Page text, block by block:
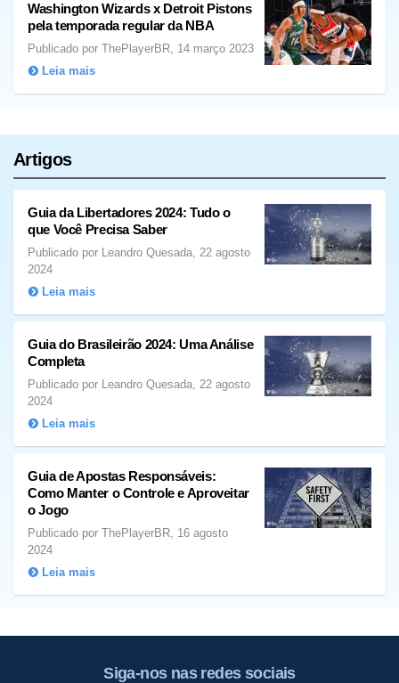
Washington Wizards x Detroit Pistons
pela temporada regular da NBA
Publicado por ThePlayerBR, 14 março 2023
Leia mais
Artigos
Guia da Libertadores 2024: Tudo o
que Você Precisa Saber
Publicado por Leandro Quesada, 22 agosto
2024
Leia mais
Guia do Brasileirão 2024: Uma Análise
Completa
Publicado por Leandro Quesada, 22 agosto
2024
Leia mais
Guia de Apostas Responsáveis:
Como Manter o Controle e Aproveitar
o Jogo
Publicado por ThePlayerBR, 16 agosto
2024
Leia mais
Siga-nos nas redes sociais